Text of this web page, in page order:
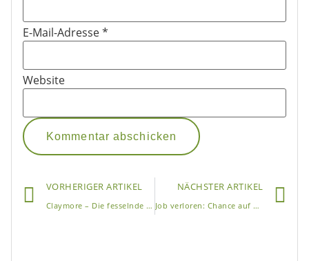
E-Mail-Adresse*
Website
VORHERIGER ARTIKEL
Claymore – Die fesselnde Geschichte der Schwertkriegerin Clare
NÄCHSTER ARTIKEL
Job verloren: Chance auf Neues!